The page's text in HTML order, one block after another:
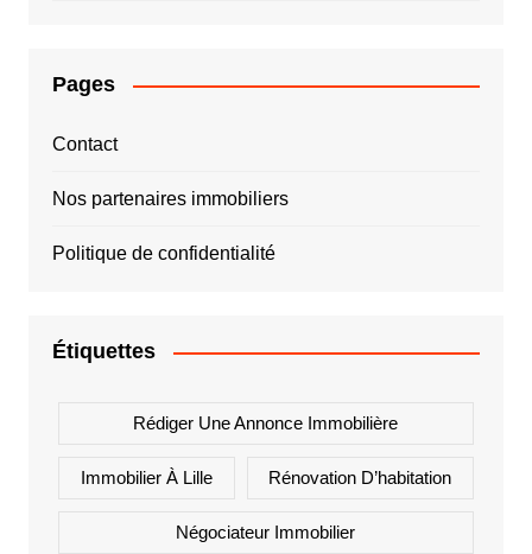
Pages
Contact
Nos partenaires immobiliers
Politique de confidentialité
Étiquettes
Rédiger Une Annonce Immobilière
Immobilier À Lille Rénovation D’habitation
Négociateur Immobilier